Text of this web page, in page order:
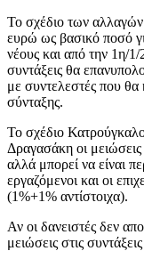
Το σχέδιο των
ευρώ ως βασικό ποσό
νέους και από την 1η/
συντάξεις θα
με συντελεστές που θα
σύνταξης.
Το σχέδιο
Δραγασάκη οι μειώσεις
αλλά μπορεί να είναι
εργαζόμενοι και οι
(1%+1% αντίστοιχα).
Αν οι δανειστές δεν
μειώσεις στις